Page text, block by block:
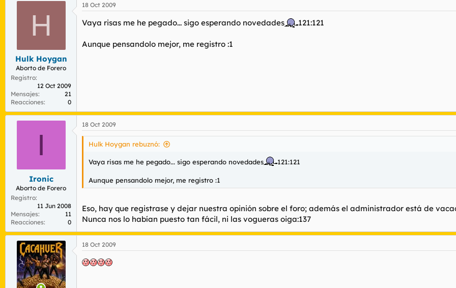
H
Hulk Hoygan
Aborto de Forero
Registro
12 Oct 2009
Mensajes
21
Reacciones
0
18 Oct 2009
Vaya risas me he pegado... sigo esperando novedades 121:121
Aunque pensandolo mejor, me registro :1
I
Ironic
Aborto de Forero
Registro
11 Jun 2008
Mensajes
11
Reacciones
0
18 Oct 2009
Hulk Hoygan rebuznó:
Vaya risas me he pegado... sigo esperando novedades 121:121
Aunque pensandolo mejor, me registro :1
Eso, hay que registrase y dejar nuestra opinión sobre el foro; además el administrador está de
Nunca nos lo habían puesto tan fácil, ni las vogueras oiga:137
18 Oct 2009